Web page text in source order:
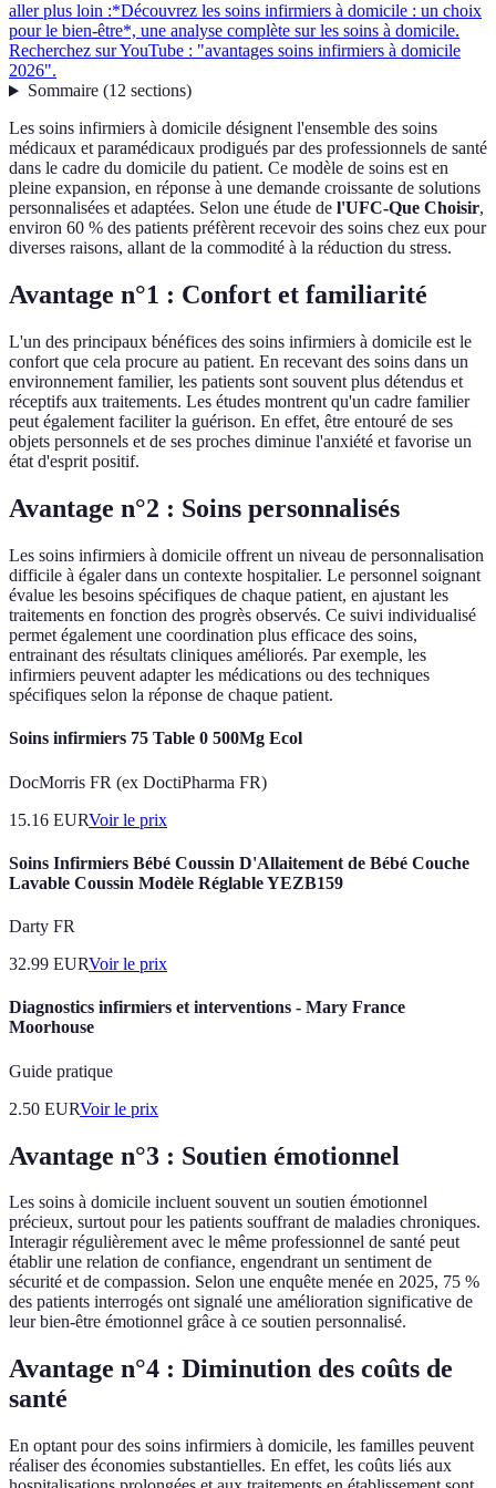
aller plus loin :*Découvrez les soins infirmiers à domicile : un choix
pour le bien-être*, une analyse complète sur les soins à domicile.
Recherchez sur YouTube : "avantages soins infirmiers à domicile
2026".
Sommaire(12 sections)
Les soins infirmiers à domicile désignent l'ensemble des soins
médicaux et paramédicaux prodigués par des professionnels de santé
dans le cadre du domicile du patient. Ce modèle de soins est en
pleine expansion, en réponse à une demande croissante de solutions
personnalisées et adaptées. Selon une étude de l'UFC-Que Choisir,
environ 60 % des patients préfèrent recevoir des soins chez eux pour
diverses raisons, allant de la commodité à la réduction du stress.
Avantage n°1 : Confort et familiarité
L'un des principaux bénéfices des soins infirmiers à domicile est le
confort que cela procure au patient. En recevant des soins dans un
environnement familier, les patients sont souvent plus détendus et
réceptifs aux traitements. Les études montrent qu'un cadre familier
peut également faciliter la guérison. En effet, être entouré de ses
objets personnels et de ses proches diminue l'anxiété et favorise un
état d'esprit positif.
Avantage n°2 : Soins personnalisés
Les soins infirmiers à domicile offrent un niveau de personnalisation
difficile à égaler dans un contexte hospitalier. Le personnel soignant
évalue les besoins spécifiques de chaque patient, en ajustant les
traitements en fonction des progrès observés. Ce suivi individualisé
permet également une coordination plus efficace des soins,
entrainant des résultats cliniques améliorés. Par exemple, les
infirmiers peuvent adapter les médications ou des techniques
spécifiques selon la réponse de chaque patient.
Soins infirmiers 75 Table 0 500Mg Ecol
DocMorris FR (ex DoctiPharma FR)
15.16 EURVoir le prix
Soins Infirmiers Bébé Coussin D'Allaitement de Bébé Couche
Lavable Coussin Modèle Réglable YEZB159
Darty FR
32.99 EURVoir le prix
Diagnostics infirmiers et interventions - Mary France
Moorhouse
Guide pratique
2.50 EURVoir le prix
Avantage n°3 : Soutien émotionnel
Les soins à domicile incluent souvent un soutien émotionnel
précieux, surtout pour les patients souffrant de maladies chroniques.
Interagir régulièrement avec le même professionnel de santé peut
établir une relation de confiance, engendrant un sentiment de
sécurité et de compassion. Selon une enquête menée en 2025, 75 %
des patients interrogés ont signalé une amélioration significative de
leur bien-être émotionnel grâce à ce soutien personnalisé.
Avantage n°4 : Diminution des coûts de
santé
En optant pour des soins infirmiers à domicile, les familles peuvent
réaliser des économies substantielles. En effet, les coûts liés aux